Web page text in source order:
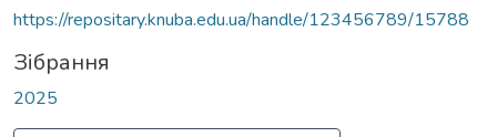
https://repositary.knuba.edu.ua/handle/123456789/15788
Зібрання
2025